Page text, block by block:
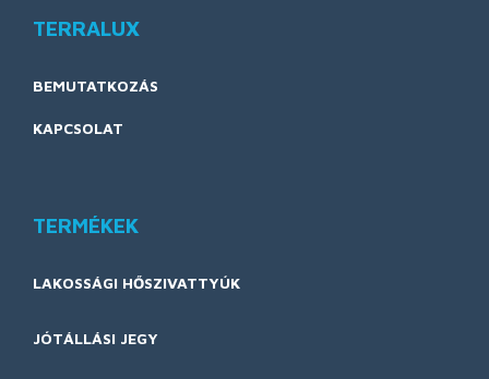
TERRALUX
BEMUTATKOZÁS
KAPCSOLAT
TERMÉKEK
LAKOSSÁGI HŐSZIVATTYÚK
JÓTÁLLÁSI JEGY